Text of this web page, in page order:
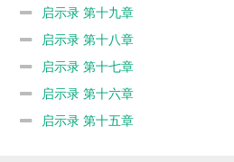
启示录 第十九章
启示录 第十八章
启示录 第十七章
启示录 第十六章
启示录 第十五章